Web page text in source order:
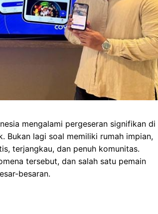
mengalami pergeseran signifikan di
Bukan lagi soal memiliki rumah impian,
terjangkau, dan penuh komunitas.
tersebut, dan salah satu pemain
besaran.